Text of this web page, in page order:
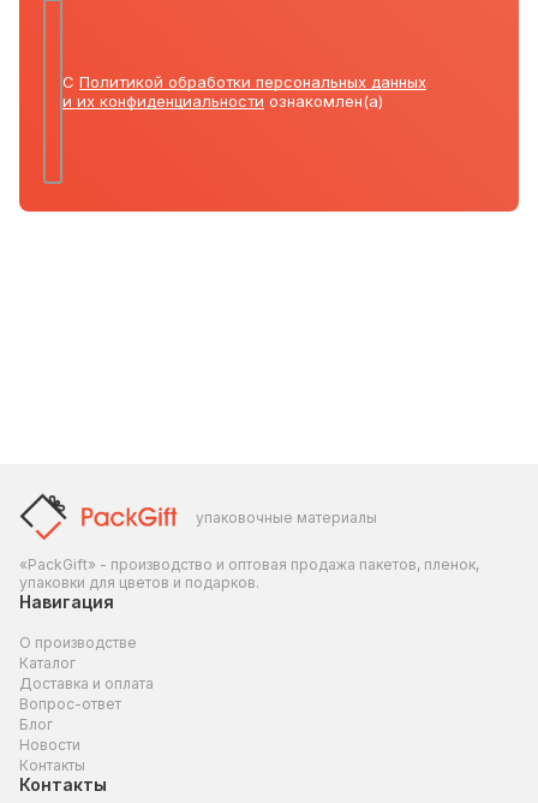
С Политикой обработки персональных данных
и их конфиденциальности ознакомлен(а)
упаковочные материалы
«PackGift» - производство и оптовая продажа пакетов, пленок,
упаковки для цветов и подарков.
Навигация
О производстве
Каталог
Доставка и оплата
Вопрос-ответ
Блог
Новости
Контакты
Контакты